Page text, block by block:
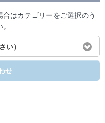
合はカテゴリーをご選択のう
い）
せ